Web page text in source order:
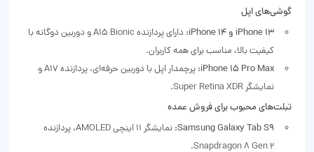
گوشی‌های اپل
iPhone 13 و iPhone 14:
دارای پردازنده A15 Bionic و دوربین دوگانه با
کیفیت بالا، مناسب برای همه کاربران.
iPhone 15 Pro Max:
پرچمدار اپل با دوربین حرفه‌ای، پردازنده A17 و
نمایشگر Super Retina XDR.
تبلت‌های محبوب برای فروش عمده
Samsung Galaxy Tab S9:
نمایشگر 11 اینچی AMOLED، پردازنده
Snapdragon 8 Gen 2.